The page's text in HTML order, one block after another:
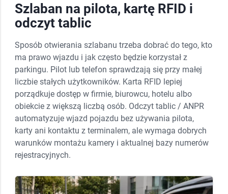
Szlaban na pilota, kartę RFID i
odczyt tablic
Sposób otwierania szlabanu trzeba dobrać do tego, kto
ma prawo wjazdu i jak często będzie korzystał z
parkingu. Pilot lub telefon sprawdzają się przy małej
liczbie stałych użytkowników. Karta RFID lepiej
porządkuje dostęp w firmie, biurowcu, hotelu albo
obiekcie z większą liczbą osób. Odczyt tablic / ANPR
automatyzuje wjazd pojazdu bez używania pilota,
karty ani kontaktu z terminalem, ale wymaga dobrych
warunków montażu kamery i aktualnej bazy numerów
rejestracyjnych.